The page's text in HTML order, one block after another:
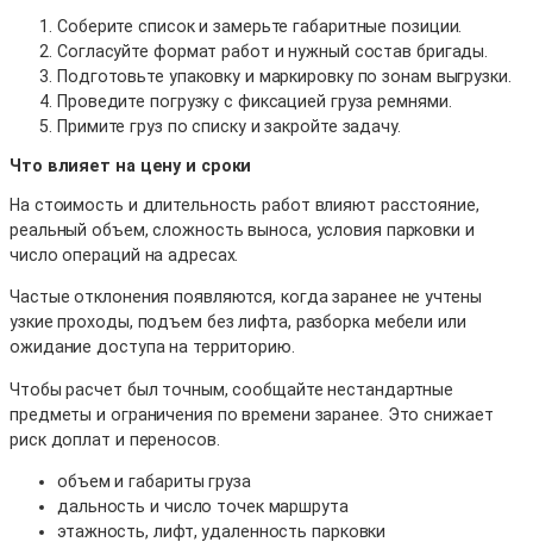
Соберите список и замерьте габаритные позиции.
Согласуйте формат работ и нужный состав бригады.
Подготовьте упаковку и маркировку по зонам выгрузки.
Проведите погрузку с фиксацией груза ремнями.
Примите груз по списку и закройте задачу.
Что влияет на цену и сроки
На стоимость и длительность работ влияют расстояние,
реальный объем, сложность выноса, условия парковки и
число операций на адресах.
Частые отклонения появляются, когда заранее не учтены
узкие проходы, подъем без лифта, разборка мебели или
ожидание доступа на территорию.
Чтобы расчет был точным, сообщайте нестандартные
предметы и ограничения по времени заранее. Это снижает
риск доплат и переносов.
объем и габариты груза
дальность и число точек маршрута
этажность, лифт, удаленность парковки